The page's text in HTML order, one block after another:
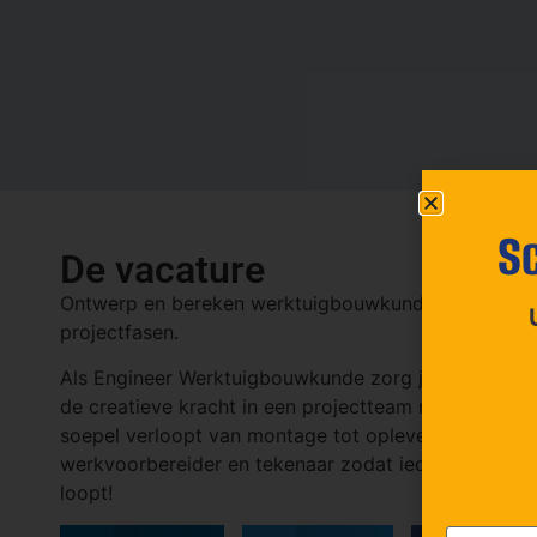
De vacature
Ontwerp en bereken werktuigbouwkundige
projectfasen.
Als Engineer Werktuigbouwkunde zorg je voor
de creatieve kracht in een projectteam met een
soepel verloopt van montage tot oplevering. Ook
werkvoorbereider en tekenaar zodat iedereen
loopt!